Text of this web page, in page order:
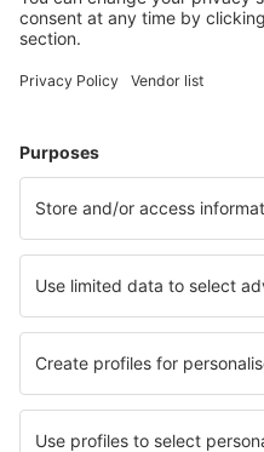
Rayong U-Tapao (UTP)